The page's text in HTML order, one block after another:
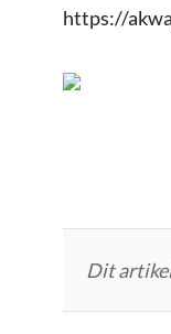
https://
Dit